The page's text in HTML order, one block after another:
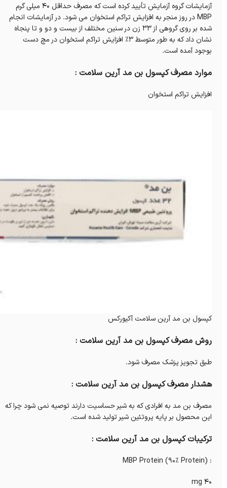
آزمایشات گروه آزمایش تأیید کرده است که مصرف حداقل 40 میلی گرم
MBP در روز منجر به افزایش تراکم استخوان می شود. در آزمایشات انجام
شده بر روی گروهی از 33 زن در سنین مختلف از بیست و دو و تا پنجاه
نشان داد که به طور متوسط ​​3٪ افزایش تراکم استخوان در مچ دست
بوجود آمده است.
موارد مصرف کپسول بن مد آرین سلامت :
افزایش تراکم استخوان
کپسول بن مد آرین سلامت آکیورکس
روش مصرف کپسول بن مد آرین سلامت :
طبق تجویز پزشک مصرف شود.
هشدار مصرف کپسول بن مد آرین سلامت :
مصرف بن مد به افرادی که به شیر حساسیت دارند توصیه نمی شود چرا که
این محصول بر پایه پروتئین شیر تولید شده است.
ترکیبات کپسول بن مد آرین سلامت :
: MBP Protein (90% Protein)
40 mg